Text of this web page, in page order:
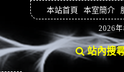
本站首頁 本室簡介
2026
站內搜